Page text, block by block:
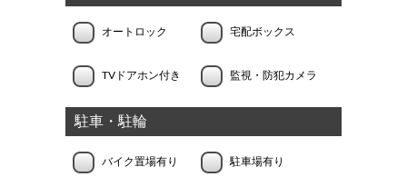
オートロック 宅配ボックス
TVドアホン付き 監視・防犯カメラ
駐車・駐輪
バイク置場有り 駐車場有り